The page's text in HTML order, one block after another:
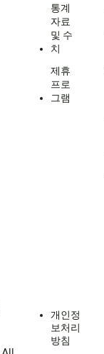
통계
자료
및 수
치
제휴
프로
그램
개인정
보처리
방침